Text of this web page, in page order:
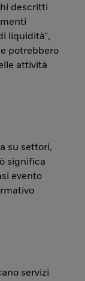
descritti
liquidità",
potrebbero
attività
su settori,
significa
evento
servizi